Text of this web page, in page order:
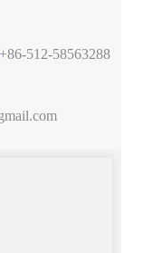
+86-512-58563288